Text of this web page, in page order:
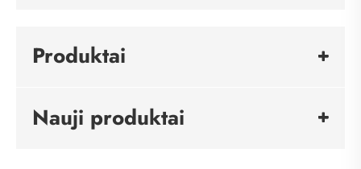
Produktai
Nauji produktai